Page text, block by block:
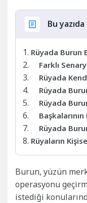
Bu
Rüyada Burun
Farklı
Rüyada
Rüyada
Rüyada
Rüyada
Rüyaların
Burun, yüzün
operasyonu
istediği